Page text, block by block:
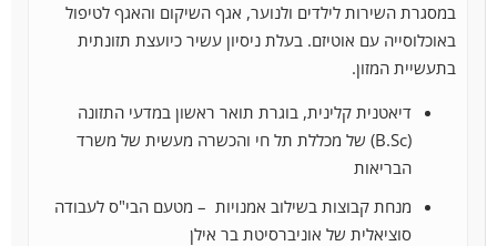
במסגרת השירות לילדים ולנוער, אגף השיקום והאגף לטיפול
באוכלוסייה עם אוטיזם. בעלת ניסיון עשיר כיועצת תזונתית
בתעשיית המזון.
דיאטנית קלינית, בוגרת תואר ראשון במדעי התזונה
(B.Sc) של מכללת תל חי והכשרה מעשית של משרד
הבריאות
מנחת קבוצות בשילוב אמנויות – מטעם הבי"ס לעבודה
סוציאלית של אוניברסיטת בר אילן